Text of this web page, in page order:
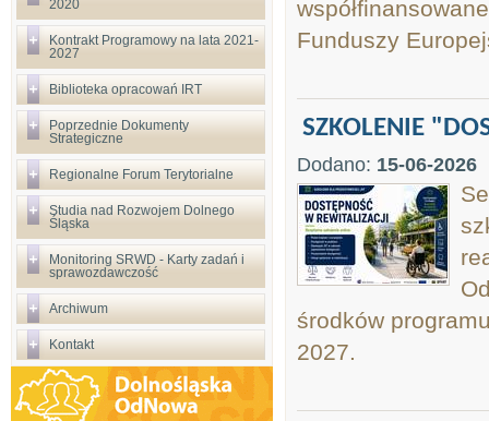
2020
Kontrakt Programowy na lata 2021-
2027
Biblioteka opracowań IRT
Poprzednie Dokumenty
Strategiczne
Regionalne Forum Terytorialne
Studia nad Rozwojem Dolnego
Śląska
Monitoring SRWD - Karty zadań i
sprawozdawczość
Archiwum
Kontakt
Funduszy
SZKOLENIE
Dodano: 15-06-2026
środków
2027.